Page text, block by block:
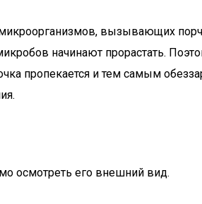
вызывающих
начинают прорастать.
пропекается и тем самым
осмотреть его внешний вид.